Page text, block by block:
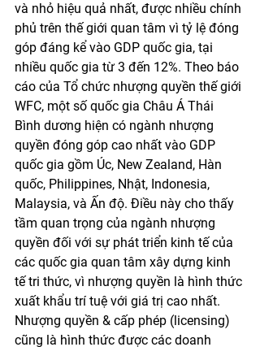
và nhỏ hiệu quả nhất, được nhiều chính
phủ trên thế giới quan tâm vì tỷ lệ đóng
góp đáng kể vào GDP quốc gia, tại
nhiều quốc gia từ 3 đến 12%. Theo báo
cáo của Tổ chức nhượng quyền thế giới
WFC, một số quốc gia Châu Á Thái
Bình dương hiện có ngành nhượng
quyền đóng góp cao nhất vào GDP
quốc gia gồm Úc, New Zealand, Hàn
quốc, Philippines, Nhật, Indonesia,
Malaysia, và Ấn độ. Điều này cho thấy
tầm quan trọng của ngành nhượng
quyền đối với sự phát triển kinh tế của
các quốc gia quan tâm xây dựng kinh
tế tri thức, vì nhượng quyền là hình thức
xuất khẩu trí tuệ với giá trị cao nhất.
Nhượng quyền & cấp phép (licensing)
cũng là hình thức được các doanh